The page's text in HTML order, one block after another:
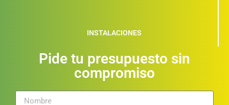
INSTALACIONES
Pide tu presupuesto sin
compromiso